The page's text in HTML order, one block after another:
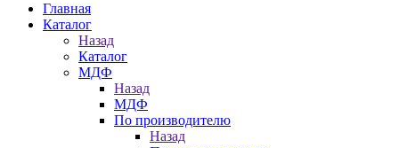
Главная
Каталог
Назад
Каталог
МДФ
Назад
МДФ
По производителю
Назад